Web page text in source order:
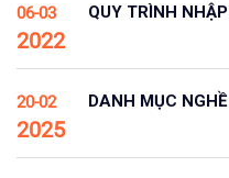
06-03
2022
QUY TRÌNH
20-02
2025
DANH MỤC